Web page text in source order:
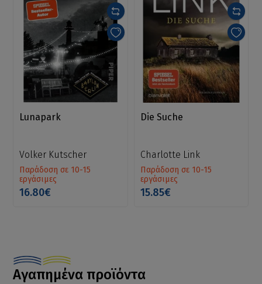
Lunapark
Volker Kutscher
Παράδοση σε 10-15
εργάσιμες
16.80€
Die Suche
Charlotte Link
Παράδοση σε 10-15
εργάσιμες
15.85€
Αγαπημένα προϊόντα